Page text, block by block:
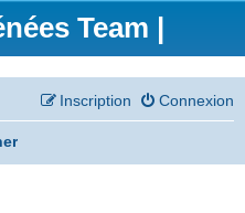
Team |
Connexion
Inscription